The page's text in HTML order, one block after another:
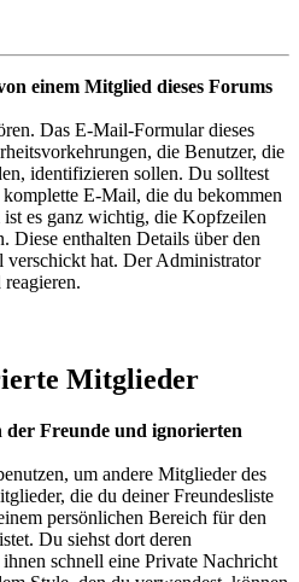
einem Mitglied dieses Forums
Das E-Mail-Formular dieses
die Benutzer, die
identifizieren sollen. Du solltest
E-Mail, die du bekommen
es ganz wichtig, die Kopfzeilen
Diese enthalten Details über den
verschickt hat. Der Administrator
Mitglieder
der Freunde und ignorierten
um andere Mitglieder des
die du deiner Freundesliste
persönlichen Bereich für den
Du siehst dort deren
schnell eine Private Nachricht